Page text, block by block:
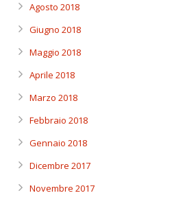
Agosto 2018
Giugno 2018
Maggio 2018
Aprile 2018
Marzo 2018
Febbraio 2018
Gennaio 2018
Dicembre 2017
Novembre 2017